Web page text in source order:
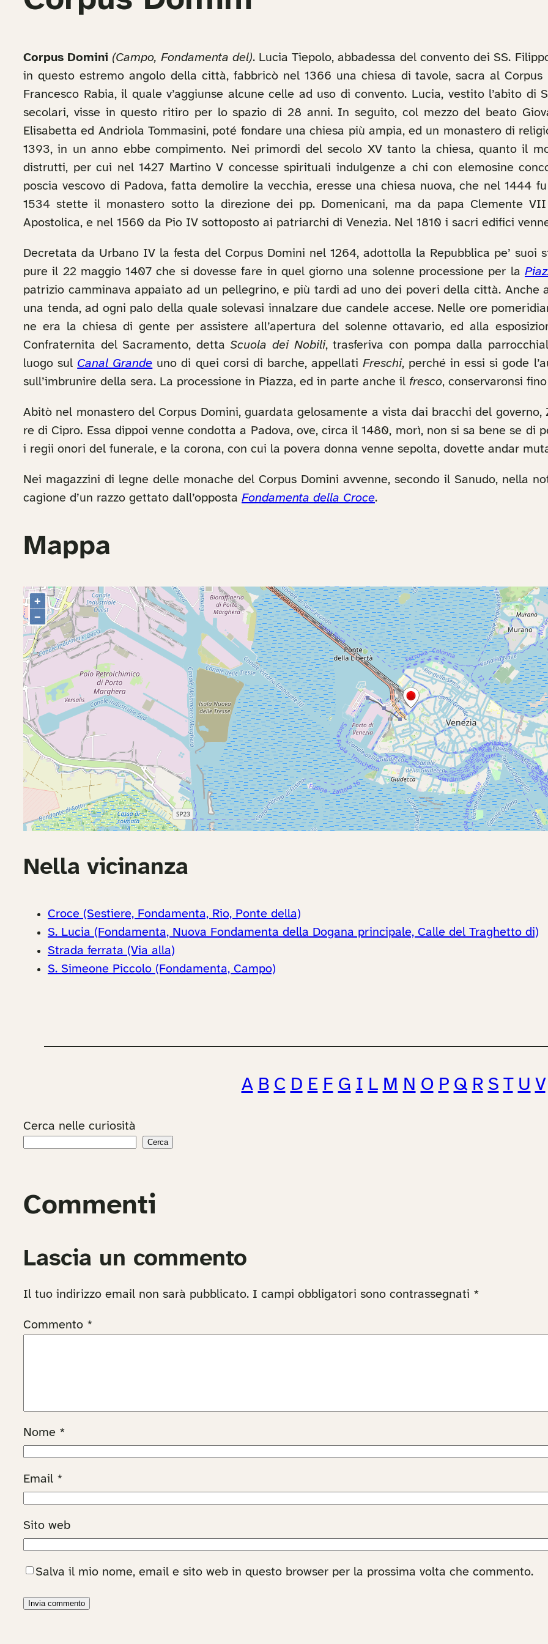
Corpus Domini (Campo, Fondamenta del). Lucia Tiepolo, abbadessa del convento dei SS.
in questo estremo angolo della città, fabbricò nel 1366 una chiesa di tavole, sacra al
Francesco Rabia, il quale v’aggiunse alcune celle ad uso di convento. Lucia, vestito l’abito di
secolari, visse in questo ritiro per lo spazio di 28 anni. In seguito, col mezzo del beato
Elisabetta ed Andriola Tommasini, poté fondare una chiesa più ampia, ed un monastero di
1393, in un anno ebbe compimento. Nei primordi del secolo XV tanto la chiesa, quanto il
distrutti, per cui nel 1427 Martino V concesse spirituali indulgenze a chi con elemosine
poscia vescovo di Padova, fatta demolire la vecchia, eresse una chiesa nuova, che nel 1444
1534 stette il monastero sotto la direzione dei pp. Domenicani, ma da papa Clemente
Apostolica, e nel 1560 da Pio IV sottoposto ai patriarchi di Venezia. Nel 1810 i sacri edifici
Decretata da Urbano IV la festa del Corpus Domini nel 1264, adottolla la Repubblica pe’ suoi
pure il 22 maggio 1407 che si dovesse fare in quel giorno una solenne processione per la
patrizio camminava appaiato ad un pellegrino, e più tardi ad uno dei poveri della città. Anche
una tenda, ad ogni palo della quale solevasi innalzare due candele accese. Nelle ore
ne era la chiesa di gente per assistere all’apertura del solenne ottavario, ed alla
Confraternita del Sacramento, dettaScuola dei Nobili, trasferiva con pompa dalla
luogo sul Canal Grande uno di quei corsi di barche, appellati Freschi, perché in essi si gode
sull’imbrunire della sera. La processione in Piazza, ed in parte anche il fresco, conservaronsi
Abitò nel monastero del Corpus Domini, guardata gelosamente a vista dai bracchi del
re di Cipro. Essa dippoi venne condotta a Padova, ove, circa il 1480, morì, non si sa bene se di
i regii onori del funerale, e la corona, con cui la povera donna venne sepolta, dovette andar
Nei magazzini di legne delle monache del Corpus Domini avvenne, secondo il Sanudo, nella
cagione d’un razzo gettato dall’opposta Fondamenta della Croce.
Mappa
Nella vicinanza
Croce (Sestiere, Fondamenta, Rio, Ponte della)
S. Lucia (Fondamenta, Nuova Fondamenta della Dogana principale, Calle del Traghetto di)
Strada ferrata (Via alla)
S. Simeone Piccolo (Fondamenta, Campo)
A B C D E F G I L M N O P Q R S T U V
Cerca nelle curiosità
Cerca
Commenti
Lascia un commento
Il tuo indirizzo email non sarà pubblicato. I campi obbligatori sono contrassegnati *
Commento *
Nome *
Email *
Sito web
Salva il mio nome, email e sito web in questo browser per la prossima volta che commento.